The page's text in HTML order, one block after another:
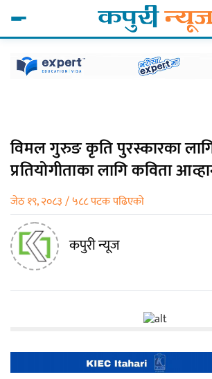
विमल गुरुङ कृति पुरस्कारका
प्रतियोगीताका लागि कविता
जेठ १९, २०८३ / ५८८ पटक पढिएको
कपुरी न्यूज